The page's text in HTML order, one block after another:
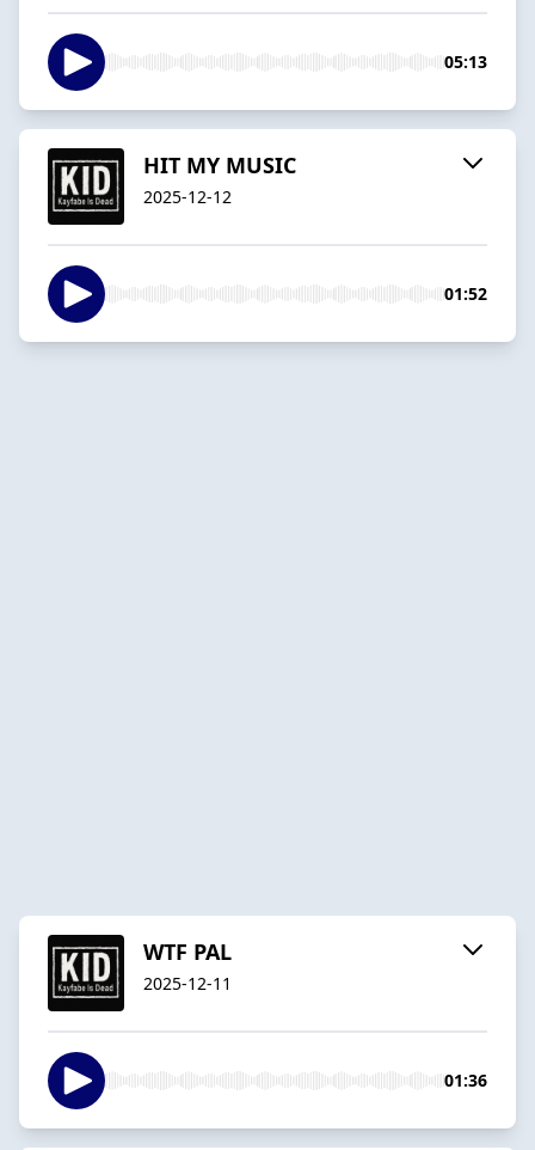
05:13
HIT MY MUSIC
2025-12-12
01:52
WTF PAL
2025-12-11
01:36